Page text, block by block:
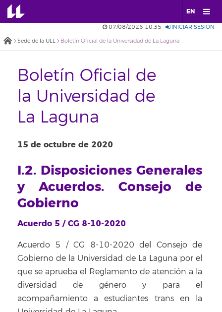
EN
07/08/2026 10:35 INICIAR SESIÓN
Sede de la ULL Boletín Oficial de la Universidad de La Laguna
Boletín Oficial de
la Universidad de
La Laguna
15 de octubre de 2020
I.2. Disposiciones Generales
y Acuerdos. Consejo de
Gobierno
Acuerdo 5 / CG 8-10-2020
Acuerdo 5 / CG 8-10-2020 del Consejo de
Gobierno de la Universidad de La Laguna por el
que se aprueba el Reglamento de atención a la
diversidad de género y para el
acompañamiento a estudiantes trans en la